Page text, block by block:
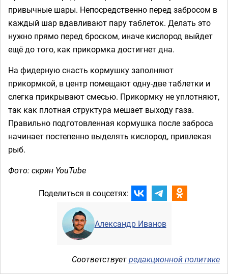
привычные шары. Непосредственно перед забросом в
каждый шар вдавливают пару таблеток. Делать это
нужно прямо перед броском, иначе кислород выйдет
ещё до того, как прикормка достигнет дна.
На фидерную снасть кормушку заполняют
прикормкой, в центр помещают одну-две таблетки и
слегка прикрывают смесью. Прикормку не уплотняют,
так как плотная структура мешает выходу газа.
Правильно подготовленная кормушка после заброса
начинает постепенно выделять кислород, привлекая
рыб.
Фото: скрин YouTube
Поделиться в соцсетях:
Александр Иванов
Соответствуетредакционной политике